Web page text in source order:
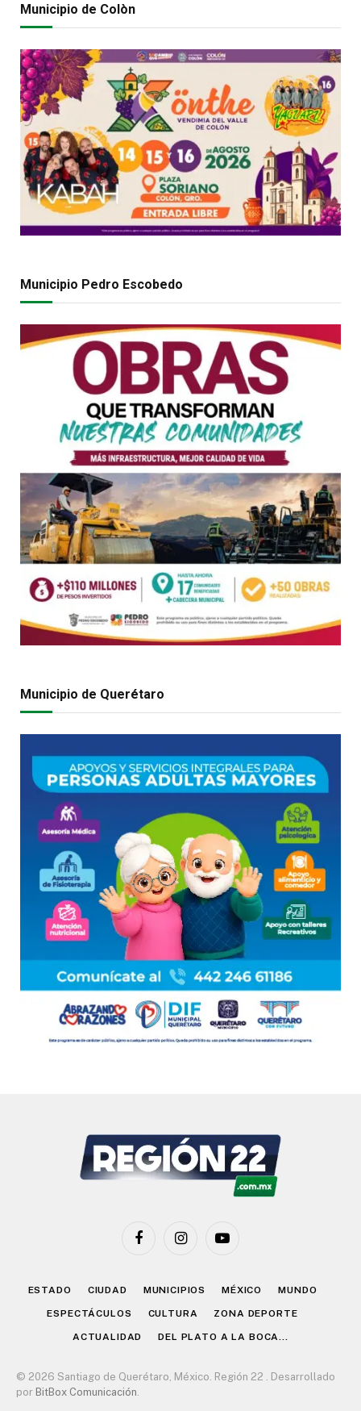
Municipio de Colòn
Municipio Pedro Escobedo
Municipio de Querétaro
FacebookInstagramYouTube
ESTADO CIUDAD MUNICIPIOS MÉXICO MUNDO
ESPECTÁCULOS CULTURA ZONA DEPORTE
ACTUALIDAD DEL PLATO A LA BOCA…
© 2026 Santiago de Querétaro, México. Región 22 . Desarrollado
por BitBox Comunicación.